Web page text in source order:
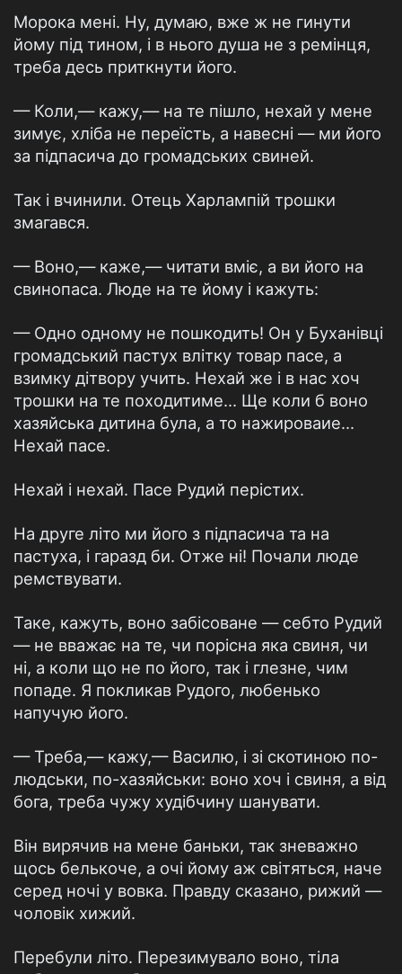
Морока мені. Ну, думаю, вже ж не гинути
йому під тином, і в нього душа не з ремінця,
треба десь приткнути його.
— Коли,— кажу,— на те пішло, нехай у мене
зимує, хліба не переїсть, а навесні — ми його
за підпасича до громадських свиней.
Так і вчинили. Отець Харлампій трошки
змагався.
— Воно,— каже,— читати вміє, а ви його на
свинопаса. Люде на те йому і кажуть:
— Одно одному не пошкодить! Он у Буханівці
громадський пастух влітку товар пасе, а
взимку дітвору учить. Нехай же і в нас хоч
трошки на те походитиме... Ще коли б воно
хазяйська дитина була, а то нажироваие...
Нехай пасе.
Нехай і нехай. Пасе Рудий перістих.
На друге літо ми його з підпасича та на
пастуха, і гаразд би. Отже ні! Почали люде
ремствувати.
Таке, кажуть, воно забісоване — себто Рудий
— не вважає на те, чи порісна яка свиня, чи
ні, а коли що не по його, так і глезне, чим
попаде. Я покликав Рудого, любенько
напучую його.
— Треба,— кажу,— Василю, і зі скотиною по-
людськи, по-хазяйськи: воно хоч і свиня, а від
бога, треба чужу худібчину шанувати.
Він вирячив на мене баньки, так зневажно
щось белькоче, а очі йому аж світяться, наче
серед ночі у вовка. Правду сказано, рижий —
чоловік хижий.
Перебули літо. Перезимувало воно, тіла